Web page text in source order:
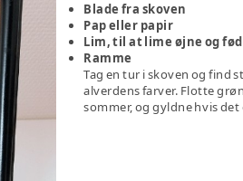
Blade fra skoven
Pap eller papir
Lim, til at lime øjne og
Ramme
Tag en tur i skoven og find
alverdens farver. Flotte
sommer, og gyldne hvis